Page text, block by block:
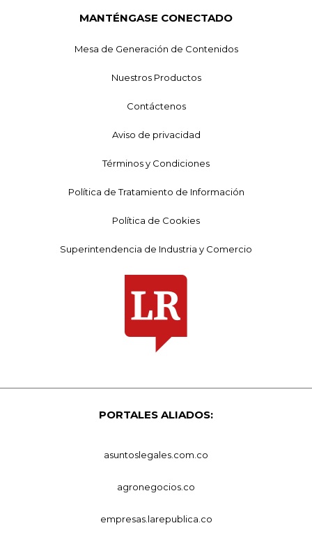
MANTÉNGASE CONECTADO
Mesa de Generación de Contenidos
Nuestros Productos
Contáctenos
Aviso de privacidad
Términos y Condiciones
Política de Tratamiento de Información
Política de Cookies
Superintendencia de Industria y Comercio
PORTALES ALIADOS:
asuntoslegales.com.co
agronegocios.co
empresas.larepublica.co